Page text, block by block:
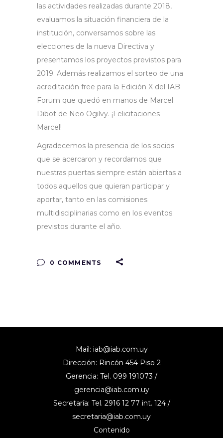
las actividades realizadas durante 2018,
evaluamos la situación financiera de la
institución, conversamos sobre las
elecciones de la nueva Directiva y
presentamos los proyectos previstos para
2019. Además realizamos el sorteo de una
acreditación free para la Edición X del IAB
Forum que quedó en manos de Marcel
Dibot de Neo Ogilvy. ¡Felicitaciones
Marcel!
Agradecemos la presencia de los socios
que se acercaron y recordamos que
nuestras puertas siempre están abiertas a
todos aquellos que quieran participar y
aportar, tanto en las comisiones
multidisciplinarias como en los eventos
previstos durante el año.
0 COMMENTS
Mail: iab@iab.com.uy
Dirección: Rincón 454 Piso 2
Gerencia: Tel. 099 191073 /
gerencia@iab.com.uy
Secretaría: Tel. 2916 12 77 int. 124 /
secretaria@iab.com.uy
Contenido